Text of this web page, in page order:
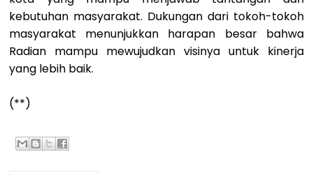
kebutuhan masyarakat. Dukungan dari tokoh-tokoh
masyarakat menunjukkan harapan besar bahwa
Radian mampu mewujudkan visinya untuk kinerja
yang lebih baik.
(**)